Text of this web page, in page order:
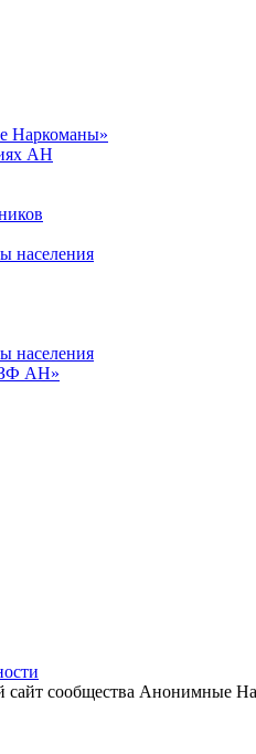
Наркоманы»
АН
населения
населения
АН»
сообщества Анонимные